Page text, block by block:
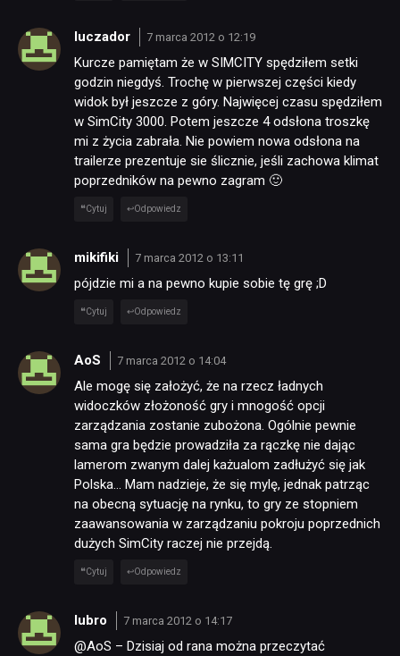
luczador 7 marca 2012 o 12:19
Kurcze pamiętam że w SIMCITY spędziłem setki
godzin niegdyś. Trochę w pierwszej części kiedy
widok był jeszcze z góry. Najwięcej czasu spędziłem
w SimCity 3000. Potem jeszcze 4 odsłona troszkę
mi z życia zabrała. Nie powiem nowa odsłona na
trailerze prezentuje sie ślicznie, jeśli zachowa klimat
poprzedników na pewno zagram 🙂
Cytuj Odpowiedz
mikifiki 7 marca 2012 o 13:11
pójdzie mi a na pewno kupie sobie tę grę ;D
Cytuj Odpowiedz
AoS 7 marca 2012 o 14:04
Ale mogę się założyć, że na rzecz ładnych
widoczków złożoność gry i mnogość opcji
zarządzania zostanie zubożona. Ogólnie pewnie
sama gra będzie prowadziła za rączkę nie dając
lamerom zwanym dalej każualom zadłużyć się jak
Polska… Mam nadzieje, że się mylę, jednak patrząc
na obecną sytuację na rynku, to gry ze stopniem
zaawansowania w zarządzaniu pokroju poprzednich
dużych SimCity raczej nie przejdą.
Cytuj Odpowiedz
lubro 7 marca 2012 o 14:17
@AoS – Dzisiaj od rana można przeczytać